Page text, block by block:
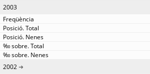
2003
2002